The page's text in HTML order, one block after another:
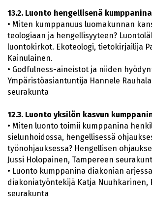
13.2. Luonto hengellisenä kumppanina
• Miten kumppanuus luomakunnan
teologiaan ja hengellisyyteen?
luontokirkot. Ekoteologi, tietokirjailija
Kainulainen.
• Godfulness-aineistot ja niiden
Ympäristöasiantuntija Hannele
seurakunta
12.3. Luonto yksilön kasvun
• Miten luonto toimii kumppanina
sielunhoidossa, hengellisessä
työnohjauksessa? Hengellisen
Jussi Holopainen, Tampereen
• Luonto kumppanina diakonian
diakoniatyöntekijä Katja Nuuhkarinen,
seurakunta